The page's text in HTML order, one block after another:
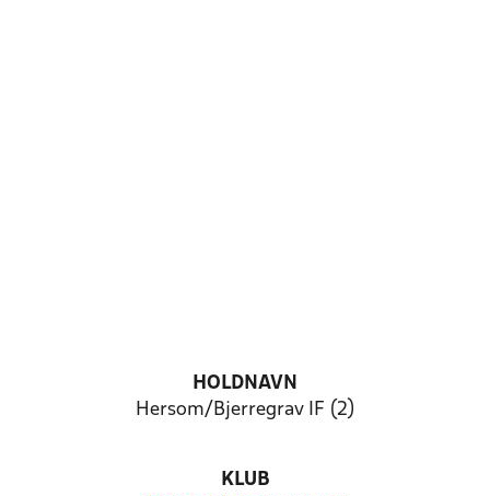
HOLDNAVN
Hersom/Bjerregrav IF (2)
KLUB